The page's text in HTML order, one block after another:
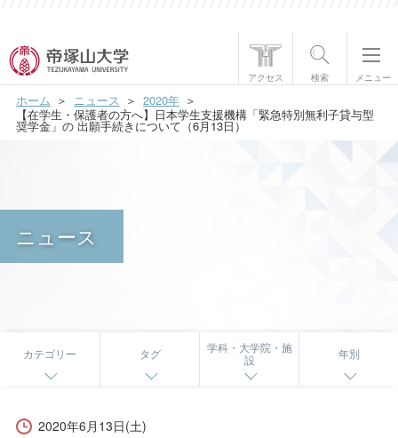
アクセス 検索 メニュー
帝塚山大学について
学部・大学院
研究・社会貢献
ホーム ニュース
2020年
【在学生・保護者の方へ】日本学生支援機構「緊急特別無利子貸与型
奨学金」の 出願手続きについて（6月13日）
ニュース
カテゴリー タグ
学科・大学院・施
設
年別
2020年6月13日(土)